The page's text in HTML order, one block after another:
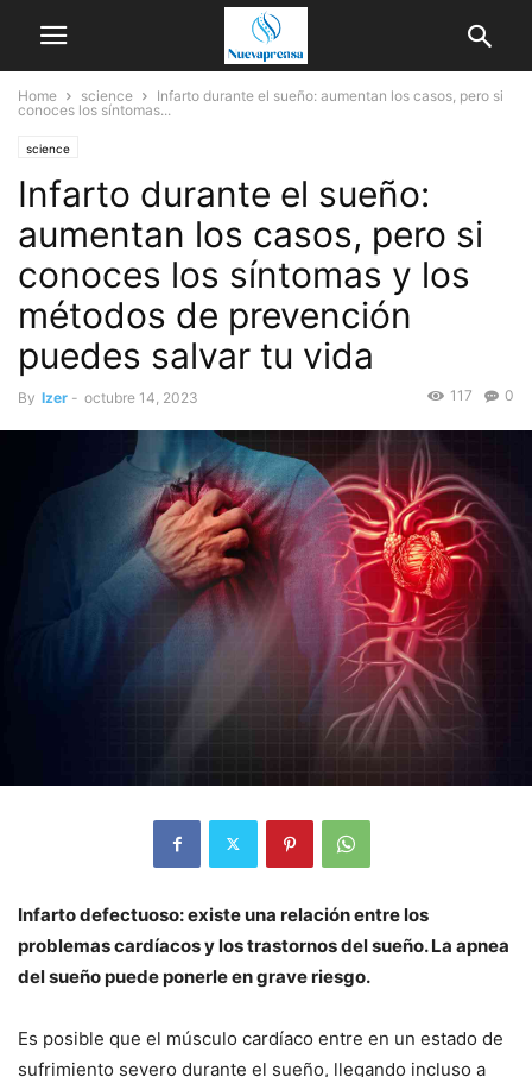
Home science
Infarto durante el sueño: aumentan los casos, pero si
conoces los síntomas...
science
Infarto durante el sueño:
aumentan los casos, pero si
conoces los síntomas y los
métodos de prevención
puedes salvar tu vida
By Izer - octubre 14, 2023 0
117
Infarto defectuoso: existe una relación entre los
problemas cardíacos y los trastornos del sueño. La apnea
del sueño puede ponerle en grave riesgo.
Es posible que el músculo cardíaco entre en un estado de
sufrimiento severo durante el sueño, llegando incluso a